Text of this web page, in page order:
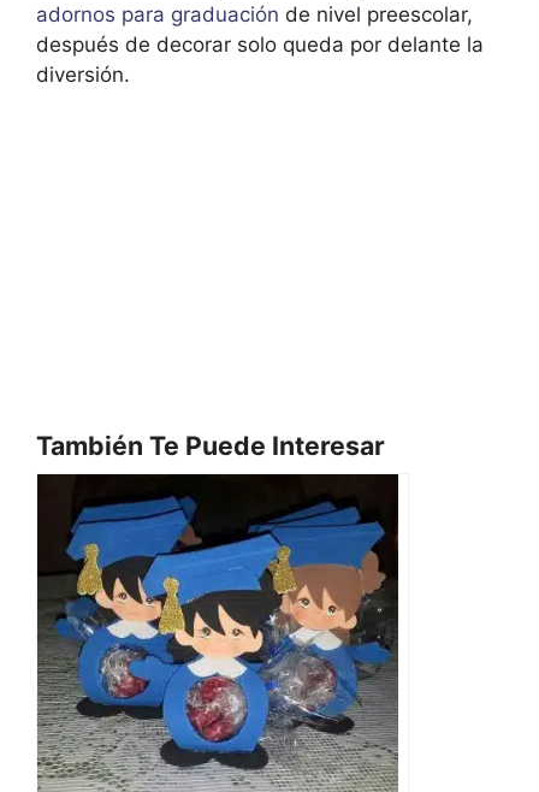
adornos para graduación de nivel preescolar,
después de decorar solo queda por delante la
diversión.
También Te Puede Interesar